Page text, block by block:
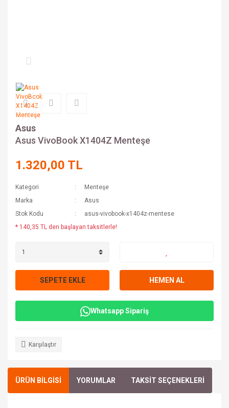
Asus
Asus VivoBook X1404Z Menteşe
1.320,00 TL
Kategori
Menteşe
Marka
Asus
Stok Kodu
asus-vivobook-x1404z-mentese
* 140,35 TL den başlayan taksitlerle!
SEPETE EKLE HEMEN AL
Whatsapp Sipariş
Karşılaştır
ÜRÜN BİLGİSİ YORUMLAR TAKSİT SEÇENEKLERİ